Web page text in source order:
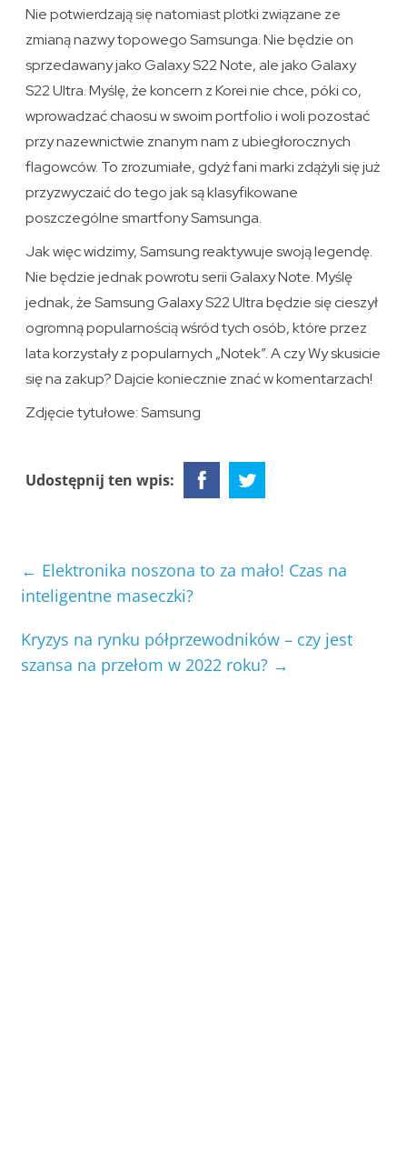
Nie potwierdzają się natomiast plotki związane ze
zmianą nazwy topowego Samsunga. Nie będzie on
sprzedawany jako Galaxy S22 Note, ale jako Galaxy
S22 Ultra. Myślę, że koncern z Korei nie chce, póki co,
wprowadzać chaosu w swoim portfolio i woli pozostać
przy nazewnictwie znanym nam z ubiegłorocznych
flagowców. To zrozumiałe, gdyż fani marki zdążyli się już
przyzwyczaić do tego jak są klasyfikowane
poszczególne smartfony Samsunga.
Jak więc widzimy, Samsung reaktywuje swoją legendę.
Nie będzie jednak powrotu serii Galaxy Note. Myślę
jednak, że Samsung Galaxy S22 Ultra będzie się cieszył
ogromną popularnością wśród tych osób, które przez
lata korzystały z popularnych „Notek”. A czy Wy skusicie
się na zakup? Dajcie koniecznie znać w komentarzach!
Zdjęcie tytułowe: Samsung
Udostępnij ten wpis:
← Elektronika noszona to za mało! Czas na
inteligentne maseczki?
Kryzys na rynku półprzewodników – czy jest
szansa na przełom w 2022 roku? →